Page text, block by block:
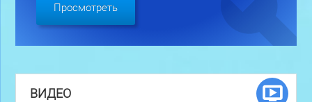
Просмотреть
ВИДЕО